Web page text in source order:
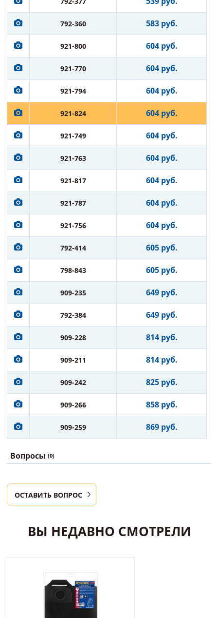
792-360 583 руб.
921-800 604 руб.
921-770 604 руб.
921-794 604 руб.
921-824 604 руб.
921-749 604 руб.
921-763 604 руб.
921-817 604 руб.
921-787 604 руб.
921-756 604 руб.
792-414 605 руб.
798-843 605 руб.
909-235 649 руб.
792-384 649 руб.
909-228 814 руб.
909-211 814 руб.
909-242 825 руб.
909-266 858 руб.
909-259 869 руб.
Вопросы (0)
ОСТАВИТЬ ВОПРОС
ВЫ НЕДАВНО СМОТРЕЛИ